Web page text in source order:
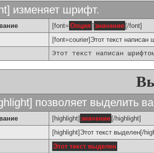
изменяет шрифт.
[font= Опция ] значение [/font]
[font=courier]Этот текст
Этот текст написан
позволяет выделить
[highlight] значение [/highlight]
[highlight]Этот текст выделен[/
Этот текст выделен